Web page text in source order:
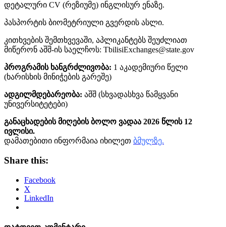
დეტალური CV (რეზიუმე) ინგლისურ ენაზე.
პასპორტის ბიომეტრიული გვერდის ასლი.
კითხვების შემთხვევაში, აპლიკანტებს შეუძლიათ
მიწერონ აშშ-ის საელჩოს: TbilisiExchanges@state.gov
პროგრამის ხანგრძლივობა: 1 აკადემიური წელი
(ხარისხის მინიჭების გარეშე)
ადგილმდებარეობა: აშშ (სხვადასხვა წამყვანი
უნივერსიტეტები)
განაცხადების მიღების ბოლო ვადაა 2026 წლის 12
ივლისი.
დამათებითი ინფორმაია იხილეთ ბმულზე.
Share this:
Facebook
X
LinkedIn